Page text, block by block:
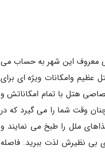
ساحلی معروف این شهر به حساب می
عظیم وامکانات ویژه ای برای
هتل با تمام امکاناتش و
وقت شما را می گیرد که در
ملل را طبخ می نمایند و
بی نظیرش لذت ببرید. فاصله